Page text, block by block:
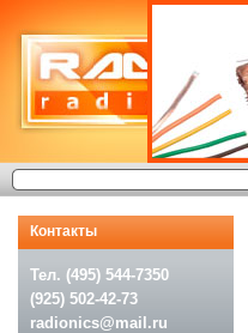
Контакты
Тел. (495) 544-7350
(925) 502-42-73
radionics@mail.ru